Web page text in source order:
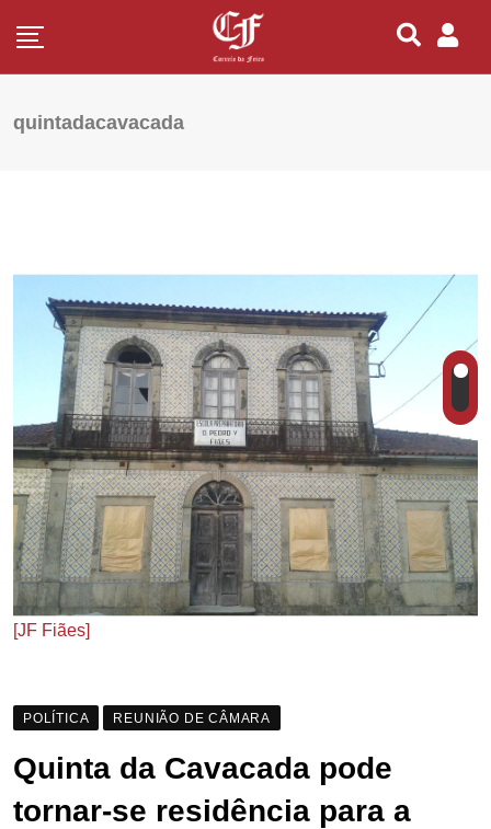
quintadacavacada
[JF Fiães]
POLÍTICA REUNIÃO DE CÂMARA
Quinta da Cavacada pode
tornar-se residência para a